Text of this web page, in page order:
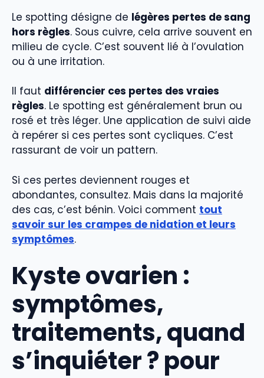
Le spotting désigne de légères pertes de sang
hors règles. Sous cuivre, cela arrive souvent en
milieu de cycle. C’est souvent lié à l’ovulation
ou à une irritation.
Il faut différencier ces pertes des vraies
règles. Le spotting est généralement brun ou
rosé et très léger. Une application de suivi aide
à repérer si ces pertes sont cycliques. C’est
rassurant de voir un pattern.
Si ces pertes deviennent rouges et
abondantes, consultez. Mais dans la majorité
des cas, c’est bénin. Voici comment tout
savoir sur les crampes de nidation et leurs
symptômes.
Kyste ovarien :
symptômes,
traitements, quand
s’inquiéter ? pour